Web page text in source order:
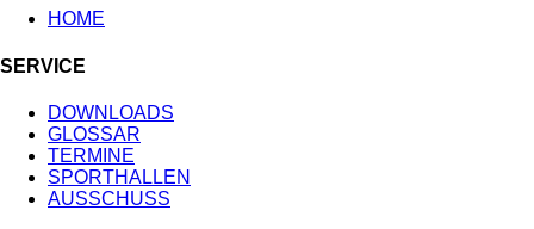
HOME
SERVICE
DOWNLOADS
GLOSSAR
TERMINE
SPORTHALLEN
AUSSCHUSS